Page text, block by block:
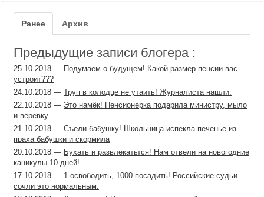
Ранее Архив
Предыдущие записи блогера :
25.10.2018 — Подумаем о будущем! Какой размер пенсии вас
устроит???
24.10.2018 — Труп в колодце не утаить! Журналиста нашли.
22.10.2018 — Это намёк! Пенсионерка подарила министру, мыло
и веревку.
21.10.2018 — Съели бабушку! Школьница испекла печенье из
праха бабушки и скормила
20.10.2018 — Бухать и развлекатьтся! Нам отвели на новогодние
каникулы 10 дней!
17.10.2018 — 1 освободить, 1000 посадить! Российские судьи
сочли это нормальным.